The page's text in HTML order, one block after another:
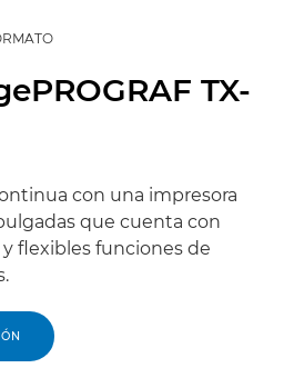
TX-
con una impresora
que cuenta con
flexibles funciones de